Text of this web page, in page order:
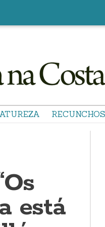
RECUNCHOS
está